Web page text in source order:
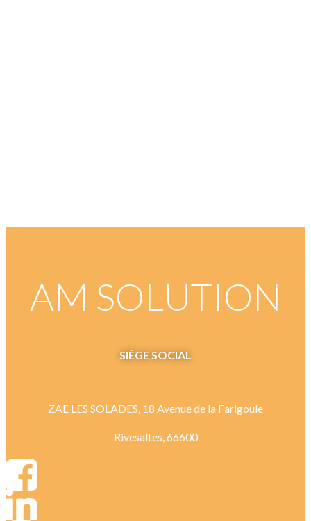
AM SOLUTION
SIÈGESOCIAL
ZAE LES SOLADES, 18 Avenue de la Farigoule
Rivesaltes, 66600